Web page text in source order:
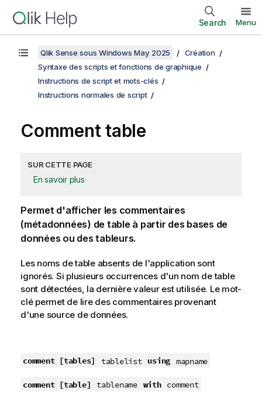
Search Menu
Qlik Sense sous Windows May 2025
Création
Syntaxe des scripts et fonctions de graphique
Instructions de script et mots-clés
Instructions normales de script
Comment table
SUR CETTE PAGE
En savoir plus
Permet d'afficher les commentaires
(métadonnées) de table à partir des bases de
données ou des tableurs.
Les noms de table absents de l'application sont
ignorés. Si plusieurs occurrences d'un nom de table
sont détectées, la dernière valeur est utilisée. Le mot-
clé permet de lire des commentaires provenant
d'une source de données.
comment [tables] tablelist using mapname
comment [table] tablename with comment